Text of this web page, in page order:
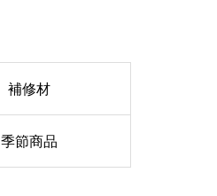
補修材
季節商品